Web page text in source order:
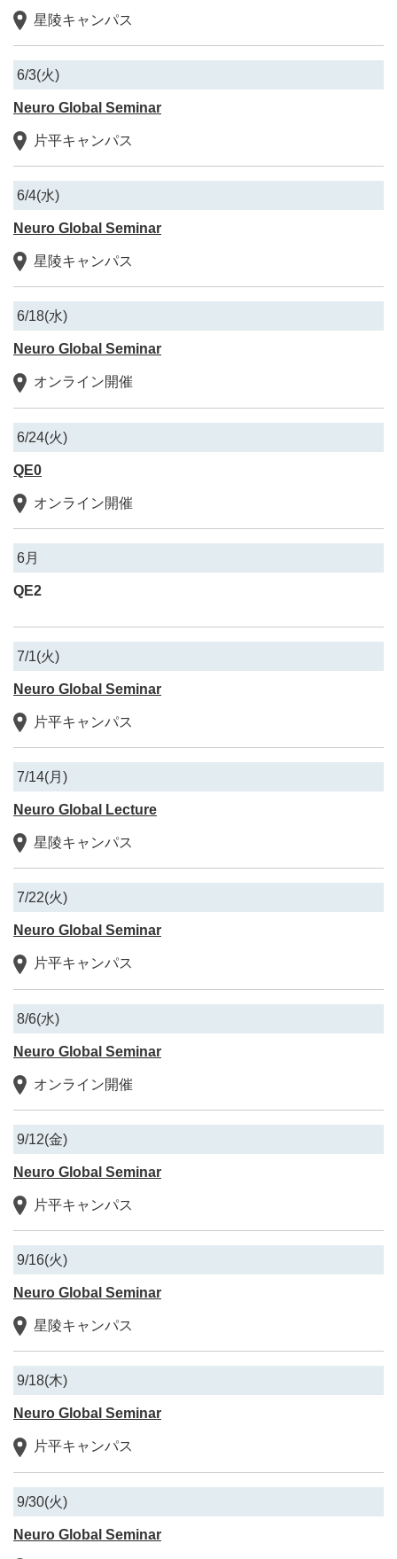
星陵キャンパス
6/3(火)
Neuro Global Seminar
片平キャンパス
6/4(水)
Neuro Global Seminar
星陵キャンパス
6/18(水)
Neuro Global Seminar
オンライン開催
6/24(火)
QE0
オンライン開催
6月
QE2
7/1(火)
Neuro Global Seminar
片平キャンパス
7/14(月)
Neuro Global Lecture
星陵キャンパス
7/22(火)
Neuro Global Seminar
片平キャンパス
8/6(水)
Neuro Global Seminar
オンライン開催
9/12(金)
Neuro Global Seminar
片平キャンパス
9/16(火)
Neuro Global Seminar
星陵キャンパス
9/18(木)
Neuro Global Seminar
片平キャンパス
9/30(火)
Neuro Global Seminar